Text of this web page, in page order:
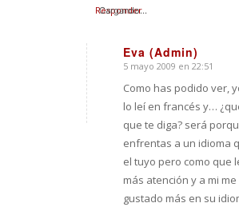
Cargando...
Responder
Eva (Admin)
Dice:
5 mayo 2009 en 22:51
Como has podido ver,
lo leí en francés y…
que te diga? será
enfrentas a un idioma
el tuyo pero como que
más atención y a mi me
gustado más en su